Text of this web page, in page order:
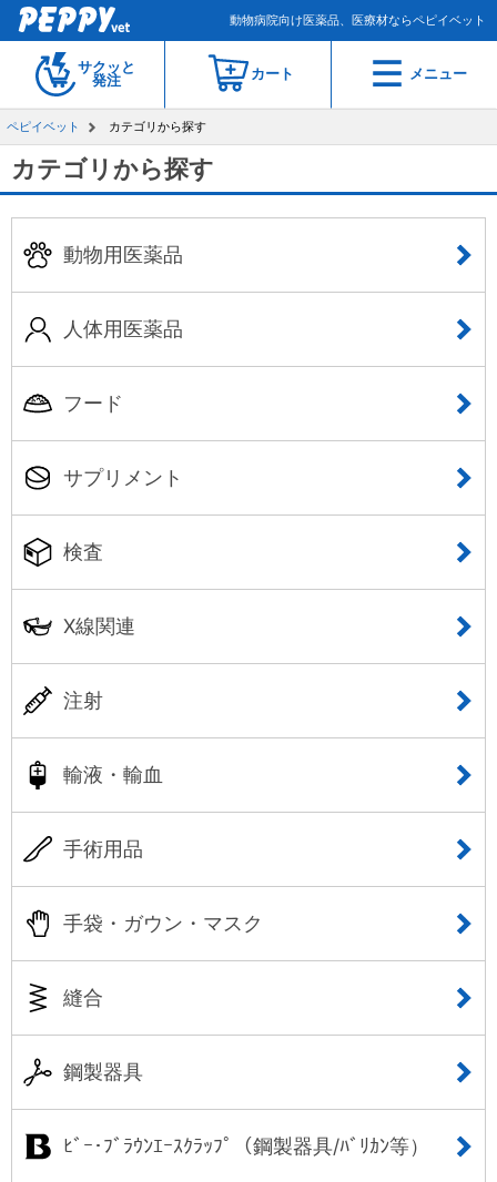
動物病院向け医薬品、医療材ならペピイベット
サクッと
発注
カート メニュー
ペピイベット カテゴリから探す
カテゴリから探す
動物用医薬品
人体用医薬品
フード
サプリメント
検査
X線関連
注射
輸液・輸血
手術用品
手袋・ガウン・マスク
縫合
鋼製器具
ﾋﾞｰ･ﾌﾞﾗｳﾝｴｰｽｸﾗｯﾌﾟ（鋼製器具/ﾊﾞﾘｶﾝ等）